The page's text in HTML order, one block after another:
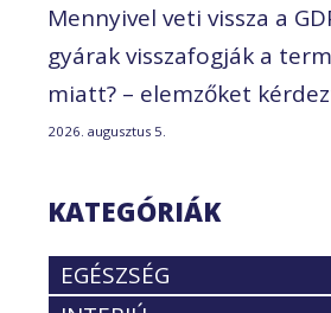
Mennyivel veti vissza a
gyárak visszafogják a
miatt? – elemzőket
2026. augusztus 5.
KATEGÓRIÁK
EGÉSZSÉG